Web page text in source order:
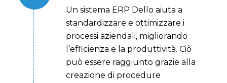
Un sistema ERP Dello aiuta a
standardizzare e ottimizzare i
processi aziendali, migliorando
l’efficienza e la produttività. Ciò
può essere raggiunto grazie alla
creazione di procedure